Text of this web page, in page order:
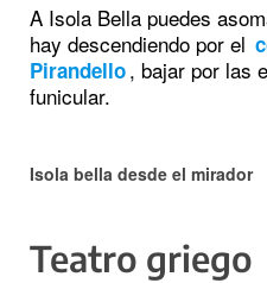
A Isola Bella puedes
hay descendiendo por el
Pirandello, bajar por las
funicular.
Isola bella desde el mirador
Teatro griego